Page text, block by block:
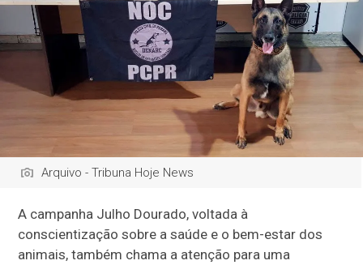
Arquivo - Tribuna Hoje News
A campanha Julho Dourado, voltada à
conscientização sobre a saúde e o bem-estar dos
animais, também chama a atenção para uma